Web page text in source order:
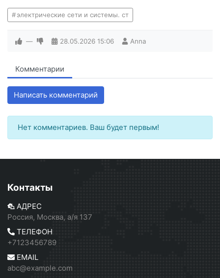
электрические сети и системы. ст
— 28.05.2026 15:06 Anna
Комментарии
Написать комментарий
Нет комментариев. Ваш будет первым!
Контакты
АДРЕС
Россия, Москва, а/я 137
ТЕЛЕФОН
+7123456789
EMAIL
abc@example.com